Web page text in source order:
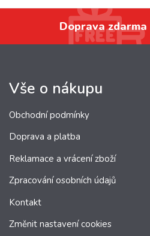
Doprava zdarma
Vše o nákupu
Obchodní podmínky
Doprava a platba
Reklamace a vrácení zboží
Zpracování osobních údajů
Kontakt
Změnit nastavení cookies